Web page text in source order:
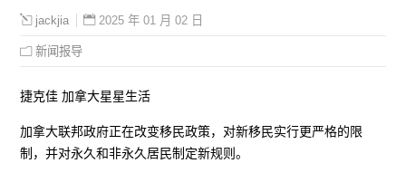
jackjia 2025 年 01 月 02 日
新闻报导
捷克佳 加拿大星星生活
加拿大联邦政府正在改变移民政策，对新移民实行更严格的限
制，并对永久和非永久居民制定新规则。